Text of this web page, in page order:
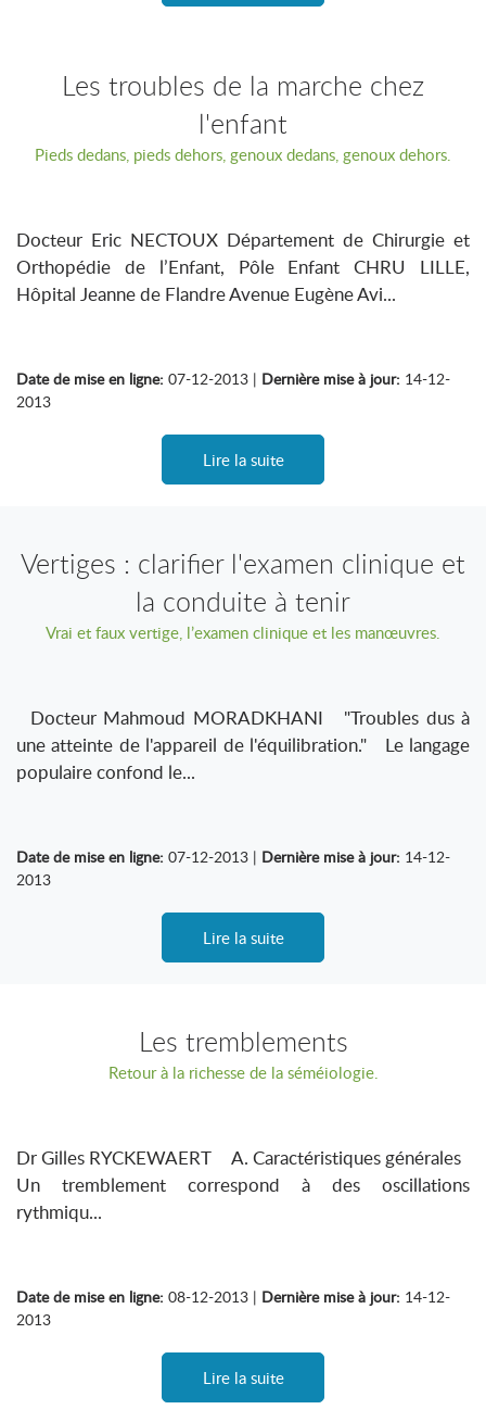
Les troubles de la marche chez
l'enfant
Pieds dedans, pieds dehors, genoux dedans, genoux dehors.
Docteur Eric NECTOUX Département de Chirurgie et
Orthopédie de l’Enfant, Pôle Enfant CHRU LILLE,
Hôpital Jeanne de Flandre Avenue Eugène Avi...
Date de mise en ligne: 07-12-2013 | Dernière mise à jour: 14-12-
2013
Lire la suite
Vertiges : clarifier l'examen clinique et
la conduite à tenir
Vrai et faux vertige, l’examen clinique et les manœuvres.
Docteur Mahmoud MORADKHANI "Troubles dus à
une atteinte de l'appareil de l'équilibration." Le langage
populaire confond le...
Date de mise en ligne: 07-12-2013 | Dernière mise à jour: 14-12-
2013
Lire la suite
Les tremblements
Retour à la richesse de la séméiologie.
Dr Gilles RYCKEWAERT A. Caractéristiques générales
Un tremblement correspond à des oscillations
rythmiqu...
Date de mise en ligne: 08-12-2013 | Dernière mise à jour: 14-12-
2013
Lire la suite